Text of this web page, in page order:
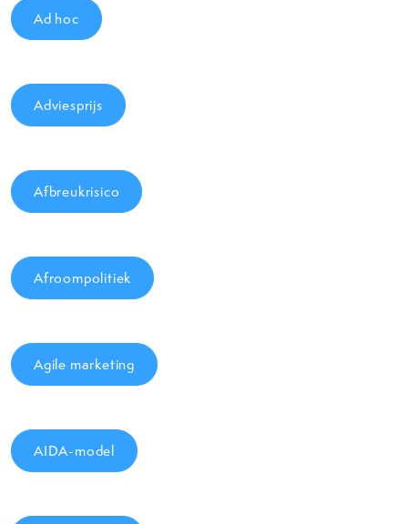
Ad hoc
Adviesprijs
Afbreukrisico
Afroompolitiek
Agile marketing
AIDA-model